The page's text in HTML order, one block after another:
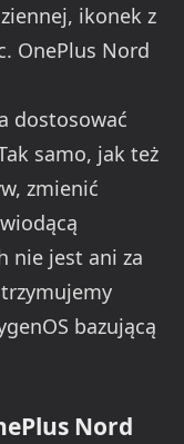
ikonek z
OnePlus Nord
dostosować
samo, jak też
zmienić
nie jest ani za
bazującą
Nord